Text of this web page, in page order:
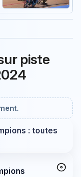
piste
: toutes